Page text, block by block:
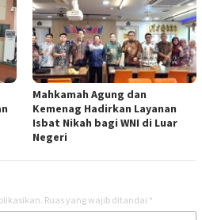
Mahkamah Agung dan
Kemenag Hadirkan Layanan
Isbat Nikah bagi WNI di Luar
Negeri
Ruas yang wajib ditandai *